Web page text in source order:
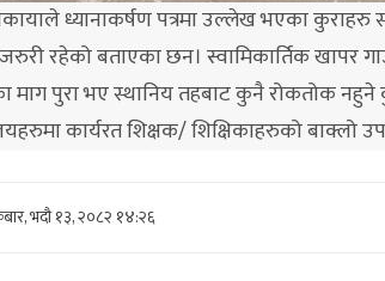
ध्यानाकर्षण पत्रमा उल्लेख भएका
रहेको बताएका छन। स्वामिकार्तिक खापर
पुरा भए स्थानिय तहबाट कुनै रोकतोक नहुने
कार्यरत शिक्षक/ शिक्षिकाहरुको बाक्लो
भदौ १३, २०८२ १४:२६